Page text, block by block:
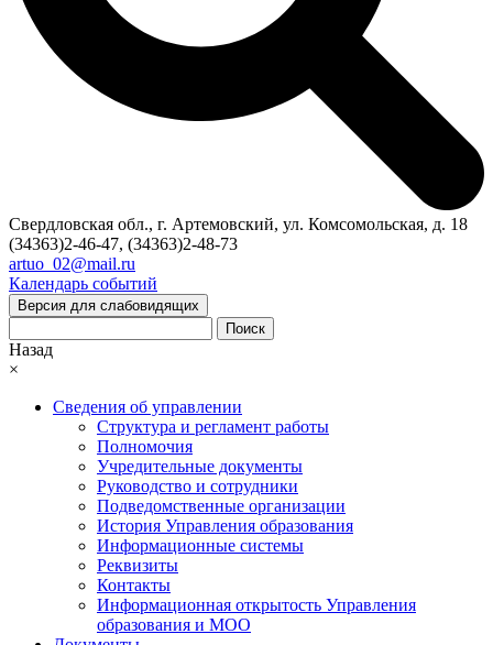
Свердловская обл., г. Артемовский, ул. Комсомольская, д. 18
(34363)2-46-47, (34363)2-48-73
artuo_02@mail.ru
Календарь событий
Версия для слабовидящих
Поиск
Назад
×
Сведения об управлении
Структура и регламент работы
Полномочия
Учредительные документы
Руководство и сотрудники
Подведомственные организации
История Управления образования
Информационные системы
Реквизиты
Контакты
Информационная открытость Управления
образования и МОО